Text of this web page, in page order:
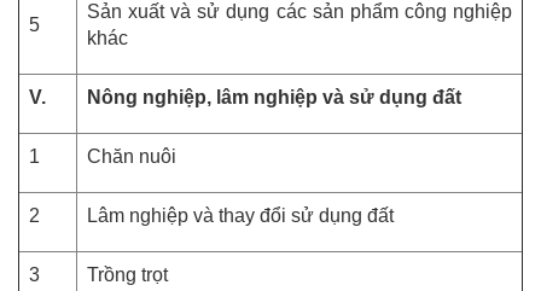
5
Sản xuất và sử dụng các sản phẩm công nghiệp
khác
V. Nông nghiệp, lâm nghiệp và sử dụng đất
1 Chăn nuôi
2 Lâm nghiệp và thay đổi sử dụng đất
3 Trồng trọt